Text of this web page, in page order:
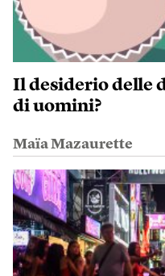
Il desiderio delle
di uomini?
Maïa Mazaurette